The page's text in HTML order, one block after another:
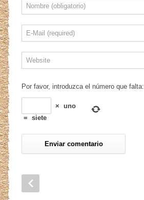
Por favor, introduzca el número que falta:
×
uno
=
siete